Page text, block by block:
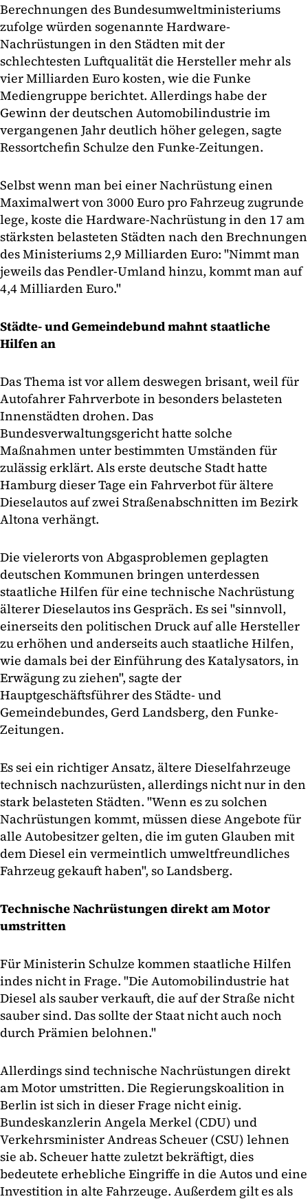
Berechnungen des Bundesumweltministeriums
zufolge würden sogenannte Hardware-
Nachrüstungen in den Städten mit der
schlechtesten Luftqualität die Hersteller mehr als
vier Milliarden Euro kosten, wie die Funke
Mediengruppe berichtet. Allerdings habe der
Gewinn der deutschen Automobilindustrie im
vergangenen Jahr deutlich höher gelegen, sagte
Ressortchefin Schulze den Funke-Zeitungen.
Selbst wenn man bei einer Nachrüstung einen
Maximalwert von 3000 Euro pro Fahrzeug zugrunde
lege, koste die Hardware-Nachrüstung in den 17 am
stärksten belasteten Städten nach den Brechnungen
des Ministeriums 2,9 Milliarden Euro: "Nimmt man
jeweils das Pendler-Umland hinzu, kommt man auf
4,4 Milliarden Euro."
Städte- und Gemeindebund mahnt staatliche
Hilfen an
Das Thema ist vor allem deswegen brisant, weil für
Autofahrer Fahrverbote in besonders belasteten
Innenstädten drohen. Das
Bundesverwaltungsgericht hatte solche
Maßnahmen unter bestimmten Umständen für
zulässig erklärt. Als erste deutsche Stadt hatte
Hamburg dieser Tage ein Fahrverbot für ältere
Dieselautos auf zwei Straßenabschnitten im Bezirk
Altona verhängt.
Die vielerorts von Abgasproblemen geplagten
deutschen Kommunen bringen unterdessen
staatliche Hilfen für eine technische Nachrüstung
älterer Dieselautos ins Gespräch. Es sei "sinnvoll,
einerseits den politischen Druck auf alle Hersteller
zu erhöhen und anderseits auch staatliche Hilfen,
wie damals bei der Einführung des Katalysators, in
Erwägung zu ziehen", sagte der
Hauptgeschäftsführer des Städte- und
Gemeindebundes, Gerd Landsberg, den Funke-
Zeitungen.
Es sei ein richtiger Ansatz, ältere Dieselfahrzeuge
technisch nachzurüsten, allerdings nicht nur in den
stark belasteten Städten. "Wenn es zu solchen
Nachrüstungen kommt, müssen diese Angebote für
alle Autobesitzer gelten, die im guten Glauben mit
dem Diesel ein vermeintlich umweltfreundliches
Fahrzeug gekauft haben", so Landsberg.
Technische Nachrüstungen direkt am Motor
umstritten
Für Ministerin Schulze kommen staatliche Hilfen
indes nicht in Frage. "Die Automobilindustrie hat
Diesel als sauber verkauft, die auf der Straße nicht
sauber sind. Das sollte der Staat nicht auch noch
durch Prämien belohnen."
Allerdings sind technische Nachrüstungen direkt
am Motor umstritten. Die Regierungskoalition in
Berlin ist sich in dieser Frage nicht einig.
Bundeskanzlerin Angela Merkel (CDU) und
Verkehrsminister Andreas Scheuer (CSU) lehnen
sie ab. Scheuer hatte zuletzt bekräftigt, dies
bedeutete erhebliche Eingriffe in die Autos und eine
Investition in alte Fahrzeuge. Außerdem gilt es als